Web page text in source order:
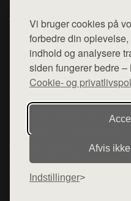
Vi bruger cookies på
forbedre din
indhold og analysere
siden fungerer bedre
Cookie- og
Afvis
Indstillinger
Top Rabatter
Blog
Kontakt
Denne side er en del af
hjemmesider med
diverse webshops. Der
henviser til de shops, som
varerne på lager.